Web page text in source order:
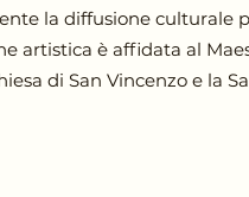
la diffusione culturale
artistica è affidata al
di San Vincenzo e la